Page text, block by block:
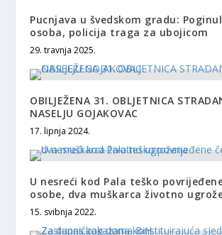
Pucnjava u švedskom gradu:
osoba, policija traga za ubojicom
29. travnja 2025.
OBILJEŽENA 31. OBLJETNICA
NASELJU GOJAKOVAC
17. lipnja 2024.
U nesreći kod Pala teško
osobe, dva muškarca životno
15. svibnja 2022.